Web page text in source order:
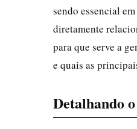
sendo essencial
diretamente
para que serve a
e quais as
Detalhando